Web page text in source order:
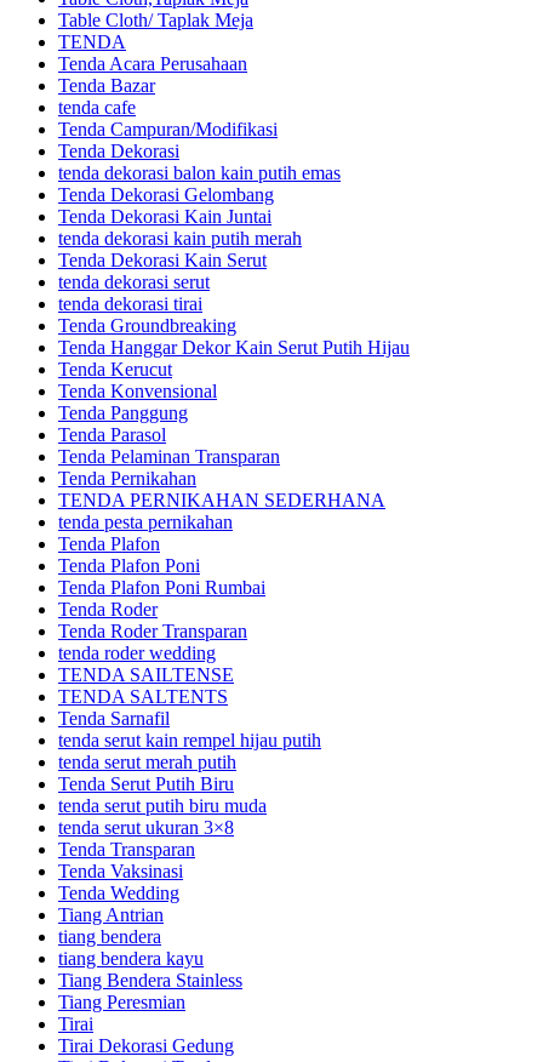
Table Cloth/ Taplak Meja
TENDA
Tenda Acara Perusahaan
Tenda Bazar
tenda cafe
Tenda Campuran/Modifikasi
Tenda Dekorasi
tenda dekorasi balon kain putih emas
Tenda Dekorasi Gelombang
Tenda Dekorasi Kain Juntai
tenda dekorasi kain putih merah
Tenda Dekorasi Kain Serut
tenda dekorasi serut
tenda dekorasi tirai
Tenda Groundbreaking
Tenda Hanggar Dekor Kain Serut Putih Hijau
Tenda Kerucut
Tenda Konvensional
Tenda Panggung
Tenda Parasol
Tenda Pelaminan Transparan
Tenda Pernikahan
TENDA PERNIKAHAN SEDERHANA
tenda pesta pernikahan
Tenda Plafon
Tenda Plafon Poni
Tenda Plafon Poni Rumbai
Tenda Roder
Tenda Roder Transparan
tenda roder wedding
TENDA SAILTENSE
TENDA SALTENTS
Tenda Sarnafil
tenda serut kain rempel hijau putih
tenda serut merah putih
Tenda Serut Putih Biru
tenda serut putih biru muda
tenda serut ukuran 3×8
Tenda Transparan
Tenda Vaksinasi
Tenda Wedding
Tiang Antrian
tiang bendera
tiang bendera kayu
Tiang Bendera Stainless
Tiang Peresmian
Tirai
Tirai Dekorasi Gedung